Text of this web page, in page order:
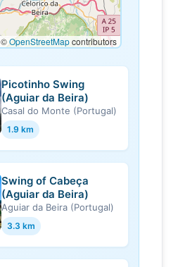
©OpenStreetMapcontributors
Picotinho Swing
(Aguiar da Beira)
Casal do Monte (Portugal)
1.9 km
Swing of Cabeça
(Aguiar da Beira)
Aguiar da Beira (Portugal)
3.3 km